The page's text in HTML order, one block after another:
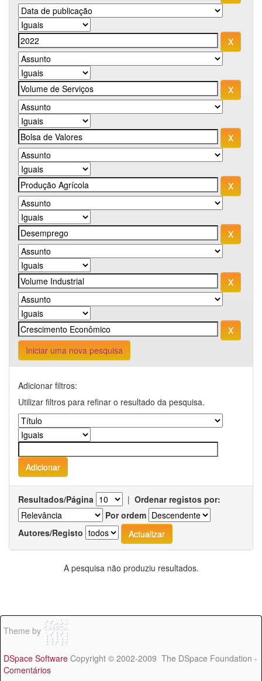
Iniciar uma nova pesquisa
Adicionar filtros:
Utilizar filtros para refinar o resultado da pesquisa.
Resultados/Página | Ordenar registos por:
Por ordem
Autores/Registo
A pesquisa não produziu resultados.
Theme by
DSpace Software Copyright © 2002-2009 The DSpace Foundation -
Comentários